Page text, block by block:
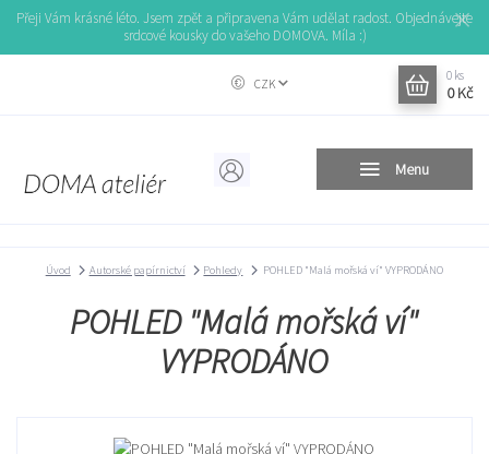
Přeji Vám krásné léto. Jsem zpět a připravena Vám udělat radost. Objednávejte
srdcové kousky do vašeho DOMOVA. Míla :)
Menu
CZK
0 ks
0 Kč
Úvod Autorské papírnictví Pohledy POHLED "Malá mořská ví" VYPRODÁNO
POHLED "Malá mořská ví"
VYPRODÁNO